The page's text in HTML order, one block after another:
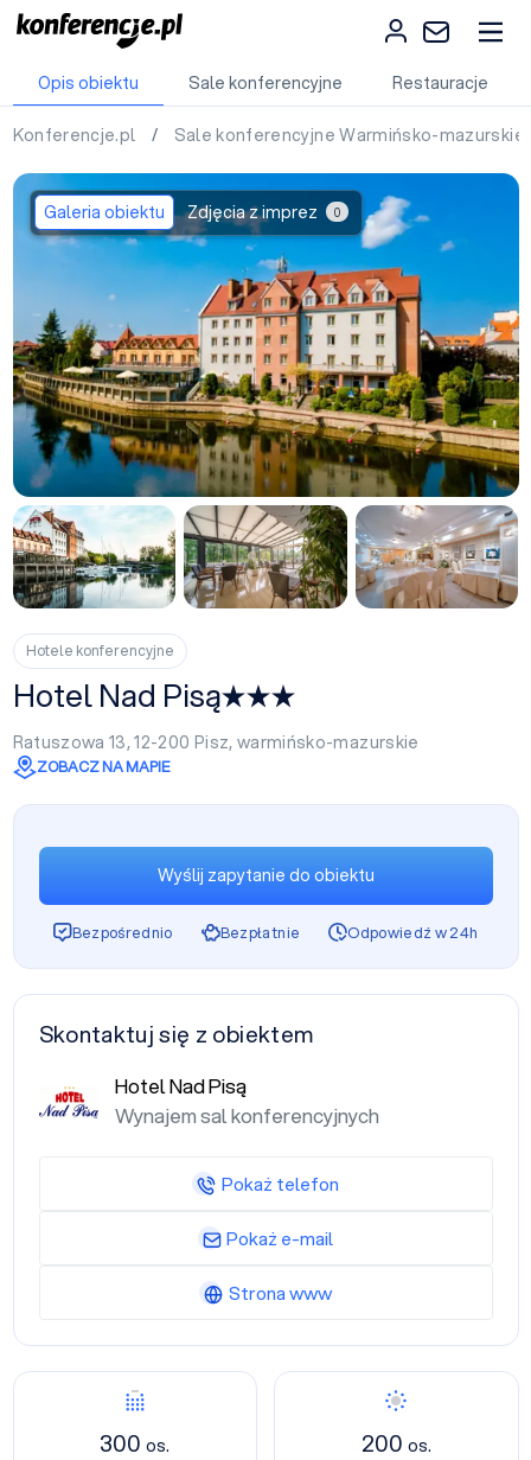
Opis obiektu Sale konferencyjne Restauracje
Konferencje.pl / Sale konferencyjne Warmińsko-mazurskie
Galeria obiektu Zdjęcia z imprez 0
Hotele konferencyjne
Hotel Nad Pisą
Ratuszowa 13, 12-200 Pisz, warmińsko-mazurskie
ZOBACZ NA MAPIE
Konferencja
300os.
Bankiet
200 os.
Wyślij zapytanie do obiektu
Bezpośrednio Bezpłatnie Odpowiedź w 24h
Skontaktuj się z obiektem
Hotel Nad Pisą
Wynajem sal konferencyjnych
Pokaż telefon
Pokaż e-mail
Strona www